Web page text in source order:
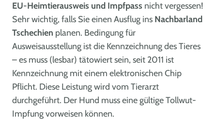
EU-Heimtierausweis und Impfpass nicht vergessen!
Sehr wichtig, falls Sie einen Ausflug ins Nachbarland
Tschechien planen. Bedingung für
Ausweisausstellung ist die Kennzeichnung des Tieres
– es muss (lesbar) tätowiert sein, seit 2011 ist
Kennzeichnung mit einem elektronischen Chip
Pflicht. Diese Leistung wird vom Tierarzt
durchgeführt. Der Hund muss eine gültige Tollwut-
Impfung vorweisen können.